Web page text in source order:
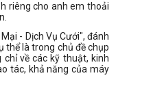
riêng cho anh em thoải
- Dịch Vụ Cưới", đánh
thể là trong chủ đề chụp
về các kỹ thuật, kinh
tác, khả năng của máy